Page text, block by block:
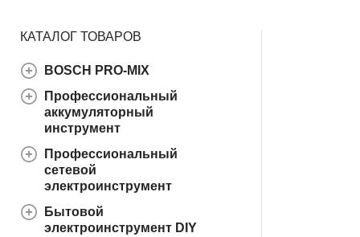
КАТАЛОГ ТОВАРОВ
BOSCH PRO-MIX
Профессиональный
аккумуляторный
инструмент
Профессиональный
сетевой
электроинструмент
Бытовой
электроинструмент DIY